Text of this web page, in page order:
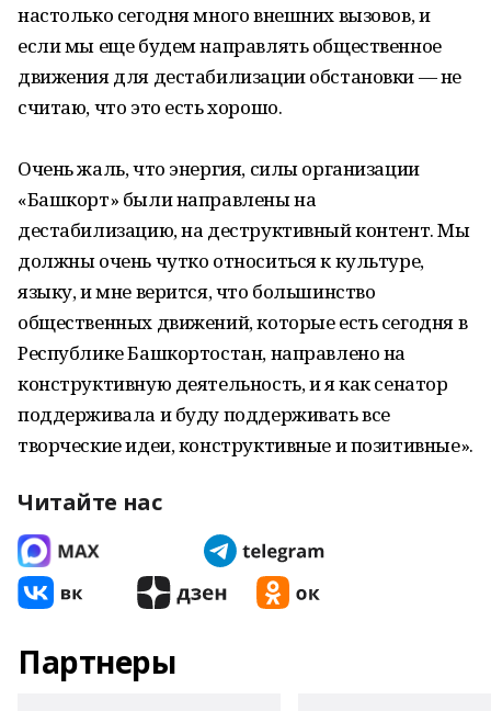
настолько сегодня много внешних вызовов, и
если мы еще будем направлять общественное
движения для дестабилизации обстановки — не
считаю, что это есть хорошо.
Очень жаль, что энергия, силы организации
«Башкорт» были направлены на
дестабилизацию, на деструктивный контент. Мы
должны очень чутко относиться к культуре,
языку, и мне верится, что большинство
общественных движений, которые есть сегодня в
Республике Башкортостан, направлено на
конструктивную деятельность, и я как сенатор
поддерживала и буду поддерживать все
творческие идеи, конструктивные и позитивные».
Читайте нас
Партнеры